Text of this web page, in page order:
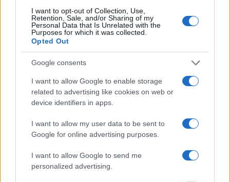
I want to opt-out of Collection, Use,
Retention, Sale, and/or Sharing of my
Personal Data that Is Unrelated with the
Purposes for which it was collected.
Opted Out
Google consents
I want to allow Google to enable storage
related to advertising like cookies on web or
device identifiers in apps.
I want to allow my user data to be sent to
Google for online advertising purposes.
I want to allow Google to send me
personalized advertising.
Lamezia International Film Fest: arte e cultura si
Camilla Pellegrini · 16 Lug 2026